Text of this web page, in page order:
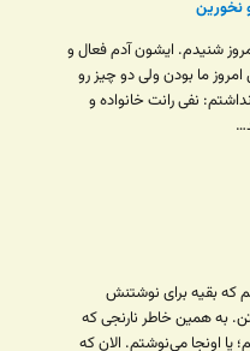
نخورین
شنیدم. ایشون آدم فعال و
ما بودن ولی دو چیز رو
نفی رانت خانواده و
که بقیه برای نوشتنش
به همین خاطر نارنجی که
یا اونجا می‌نوشتم. الان که